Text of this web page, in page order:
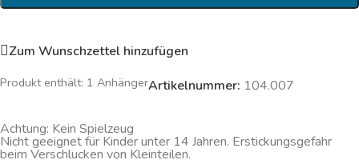
Zum Wunschzettel hinzufügen
Produkt enthält: 1 AnhängerArtikelnummer: 104.007
Achtung: Kein Spielzeug
Nicht geeignet für Kinder unter 14 Jahren. Erstickungsgefahr
beim Verschlucken von Kleinteilen.